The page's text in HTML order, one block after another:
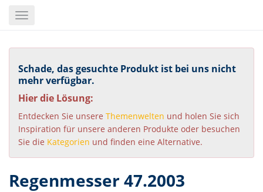
content
Toggle
Schade, das gesuchte Produkt ist bei uns nicht
mehr verfügbar.
Hier die Lösung:
Entdecken Sie unsere Themenwelten und holen Sie sich
Inspiration für unsere anderen Produkte oder besuchen
Sie die Kategorien und finden eine Alternative.
Regenmesser 47.2003